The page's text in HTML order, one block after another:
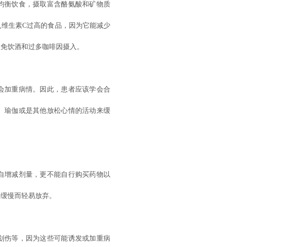
饮食，摄取富含酪氨酸和矿物质
生素C过高的食品，因为它能减少
饮酒和过多咖啡因摄入。
重病情。因此，患者应该学会合
瑜伽或是其他放松心情的活动来缓
减剂量，更不能自行购买药物以
慢而轻易放弃。
等，因为这些可能诱发或加重病